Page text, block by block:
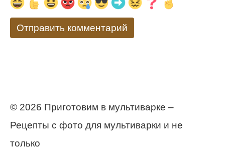
© 2026 Приготовим в мультиварке –
Рецепты с фото для мультиварки и не
только